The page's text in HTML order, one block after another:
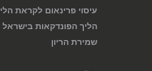
עיסוי פרינאום לקראת
הליך הפונדקאות בישראל
שמירת הריון